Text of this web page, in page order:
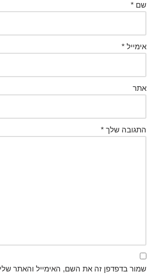
שם *
אימייל *
אתר
התגובה שלך *
שמור בדפדפן זה את השם, האימייל והאתר